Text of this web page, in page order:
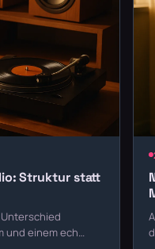
Struktur statt
und einem ech…